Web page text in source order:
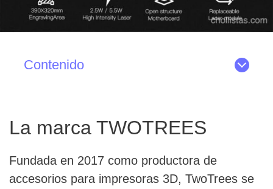
Contenido
La marca TWOTREES
Fundada en 2017 como productora de
accesorios para impresoras 3D, TwoTrees se